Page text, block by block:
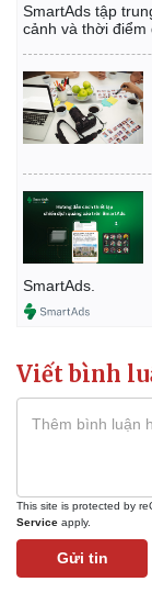
SmartAds tập
cảnh và thời điểm
SmartAds.
Viết bình
This site is protected by
Service apply.
Gửi tin